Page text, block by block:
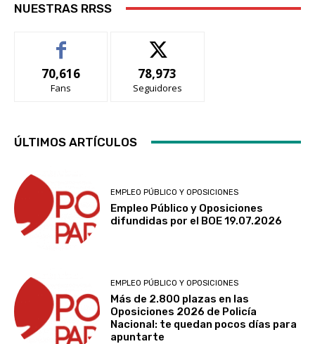
NUESTRAS RRSS
70,616
Fans
78,973
Seguidores
ÚLTIMOS ARTÍCULOS
EMPLEO PÚBLICO Y OPOSICIONES
Empleo Público y Oposiciones
difundidas por el BOE 19.07.2026
EMPLEO PÚBLICO Y OPOSICIONES
Más de 2.800 plazas en las
Oposiciones 2026 de Policía
Nacional: te quedan pocos días para
apuntarte